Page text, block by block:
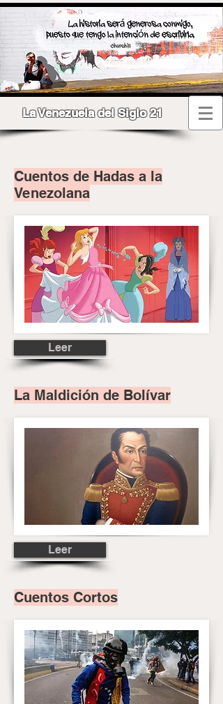
La Venezuela del Siglo 21
Cuentos de Hadas a la
Venezolana
Leer
La Maldición de Bolívar
Leer
Cuentos Cortos